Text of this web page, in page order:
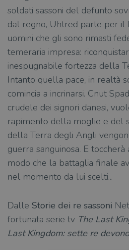
soldati sassoni del defunto
dal regno, Uhtred parte per il
uomini che gli sono rimasti
temeraria impresa:
inespugnabile fortezza della
Intanto quella pace, in realtà
comincia a incrinarsi. Cnut
crudele dei signori danesi,
rapimento della moglie e del
della Terra degli Angli
guerra sanguinosa. E
modo che la battaglia finale
nel momento da lui scelti...
Dalle Storie dei re sassoni
fortunata serie tv The Last
Last Kingdom: sette re